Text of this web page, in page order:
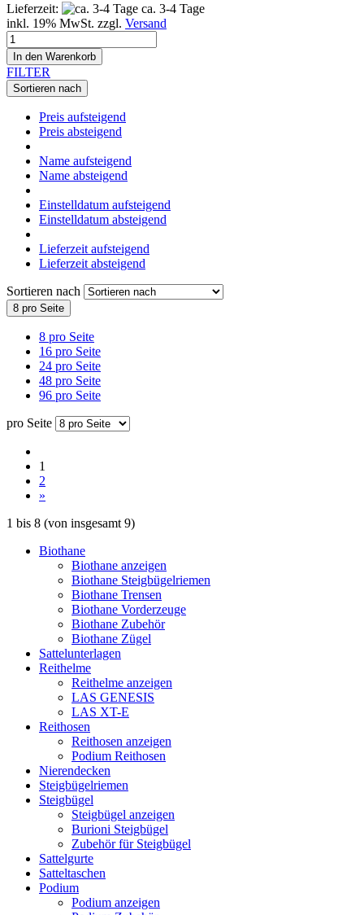
Lieferzeit:
ca. 3-4 Tage
inkl. 19% MwSt. zzgl. Versand
In den Warenkorb
FILTER
Sortieren nach
Preis aufsteigend
Preis absteigend
Name aufsteigend
Name absteigend
Einstelldatum aufsteigend
Einstelldatum absteigend
Lieferzeit aufsteigend
Lieferzeit absteigend
Sortieren nach
8 pro Seite
8 pro Seite
16 pro Seite
24 pro Seite
48 pro Seite
96 pro Seite
pro Seite
1
2
»
1 bis 8 (von insgesamt 9)
Biothane
Biothane anzeigen
Biothane Steigbügelriemen
Biothane Trensen
Biothane Vorderzeuge
Biothane Zubehör
Biothane Zügel
Sattelunterlagen
Reithelme
Reithelme anzeigen
LAS GENESIS
LAS XT-E
Reithosen
Reithosen anzeigen
Podium Reithosen
Nierendecken
Steigbügelriemen
Steigbügel
Steigbügel anzeigen
Burioni Steigbügel
Zubehör für Steigbügel
Sattelgurte
Satteltaschen
Podium
Podium anzeigen